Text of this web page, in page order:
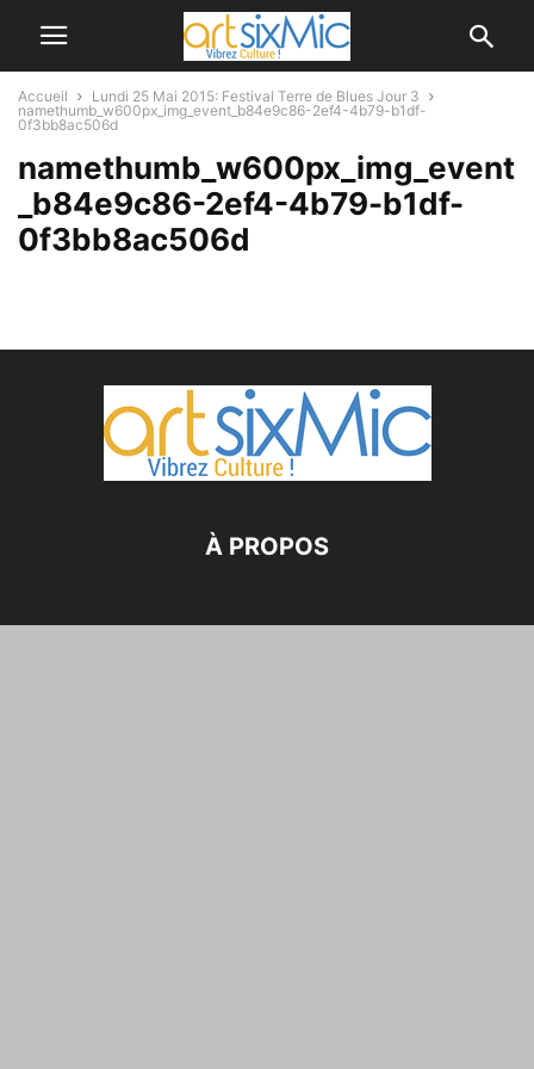
Accueil
Lundi 25 Mai 2015: Festival Terre de Blues Jour 3
namethumb_w600px_img_event_b84e9c86-2ef4-4b79-b1df-
0f3bb8ac506d
namethumb_w600px_img_event
_b84e9c86-2ef4-4b79-b1df-
0f3bb8ac506d
À PROPOS